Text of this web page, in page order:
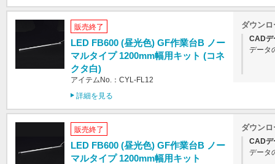
販売終了
LED FB600 (昼光色) GF作業台B ノー
マルタイプ 1200mm幅用キット (コネ
クタ白)
アイテムNo.：CYL-FL12
詳細を見る
ダウンロ
CADデ
データ
販売終了
LED FB600 (昼光色) GF作業台B ノー
マルタイプ 1200mm幅用キット
ダウンロ
CADデ
データ